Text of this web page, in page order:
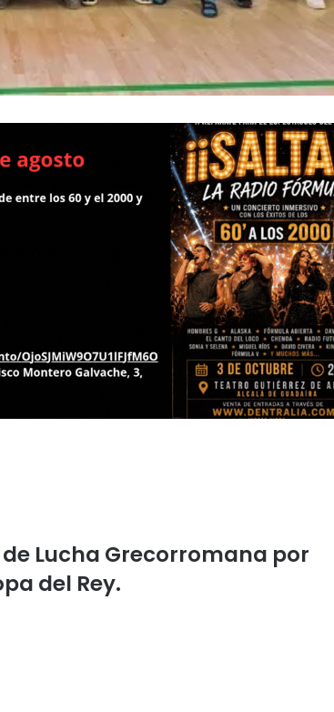
Lucha Grecorromana por
del Rey.